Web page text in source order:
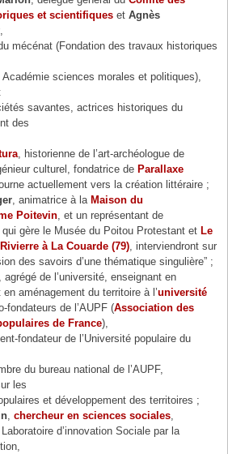
et scientifiques etAgnès
mécénat (Fondation des travaux historiques
sciences morales et politiques),
savantes, actrices historiques du
des
, historienne de l’art-archéologue de
culturel, fondatrice deParallaxe
actuellement vers la création littéraire ;
, animatrice à laMaison du
Poitevin , et un représentant de
qui gère le Musée du Poitou Protestant etLe
à La Couarde (79) , interviendront sur
des savoirs d’une thématique singulière” ;
, agrégé de l’université, enseignant en
en aménagement du territoire à l’université
fondateurs de l’AUPF (Association des
de France),
fondateur de l’Université populaire du
du bureau national de l’AUPF,
les
et développement des territoires ;
,chercheur en sciences sociales
d’innovation Sociale par la